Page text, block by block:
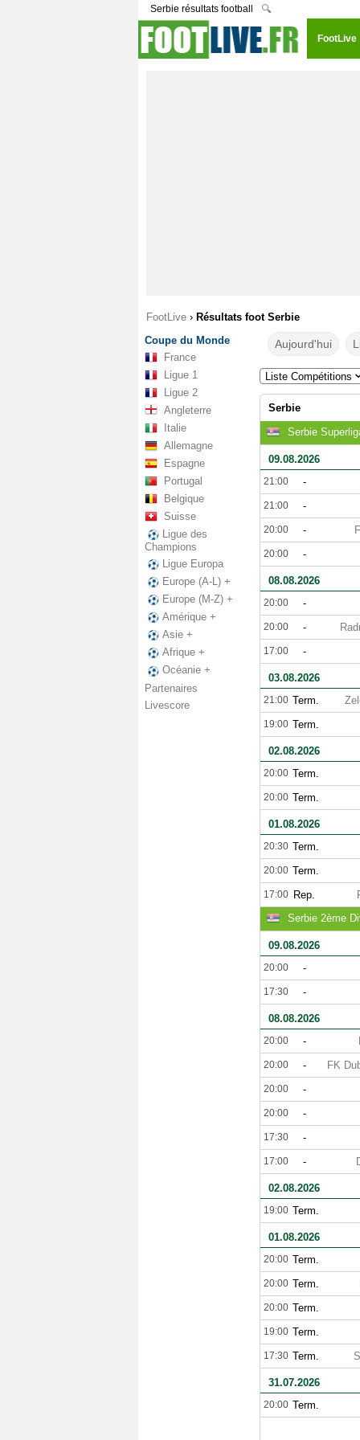
Serbie résultats football 🔍
FootLive
FootLive › Résultats foot Serbie
Coupe du Monde
France
Ligue 1
Ligue 2
Angleterre
Italie
Allemagne
Espagne
Portugal
Belgique
Suisse
Ligue des
Champions
Ligue Europa
Europe (A-L) +
Europe (M-Z) +
Amérique +
Asie +
Afrique +
Océanie +
Partenaires
Livescore
Aujourd'hui
Liste Compétitions
Serbie
Serbie
09.08.2026
21:00 -
21:00 -
20:00 -
20:00 -
08.08.2026
20:00 -
20:00 -
17:00 -
03.08.2026
21:00 Term.
19:00 Term.
02.08.2026
20:00 Term.
20:00 Term.
01.08.2026
20:30 Term.
20:00 Term.
17:00 Rep.
Serbie 2ème
09.08.2026
20:00 -
17:30 -
08.08.2026
20:00 -
20:00 - FK
20:00 -
20:00 -
17:30 -
17:00 -
02.08.2026
19:00 Term.
01.08.2026
20:00 Term.
20:00 Term.
20:00 Term.
19:00 Term.
17:30 Term.
31.07.2026
20:00 Term.